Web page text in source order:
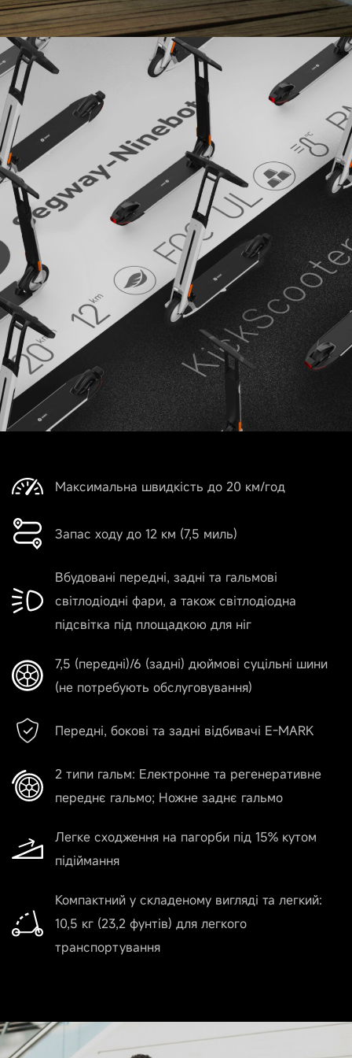
Максимальна швидкість до 20 км/год
Запас ходу до 12 км (7,5 миль)
Вбудовані передні, задні та гальмові
світлодіодні фари, а також світлодіодна
підсвітка під площадкою для ніг
7,5 (передні)/6 (задні) дюймові суцільні шини
(не потребують обслуговування)
Передні, бокові та задні відбивачі E-MARK
2 типи гальм: Електронне та регенеративне
переднє гальмо; Ножне заднє гальмо
Легке сходження на пагорби під 15% кутом
підіймання
Компактний у складеному вигляді та легкий:
10,5 кг (23,2 фунтів) для легкого
транспортування
10.5 кг
Діапазон
відстань від одного заряду
Від 12 км
Параметри пристрою
швидкість
Від 20 км/год
Амортизація
Ні
IPX4
Акумулятор
Ємність акумулятора
167 Вт·год (4650 мА·год)
Smart-система керування акумулятором
Час підзарядки
Приблизно 4 годин
Двигун
Кут підійому
Від 15%
250 Вт